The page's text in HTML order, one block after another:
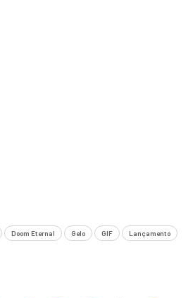
Doom Eternal Gelo GIF Lançamento